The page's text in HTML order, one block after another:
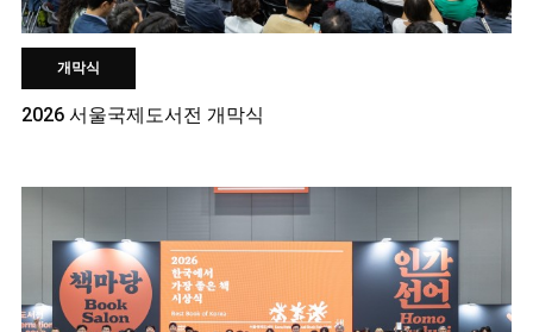
개막식
2026 서울국제도서전 개막식